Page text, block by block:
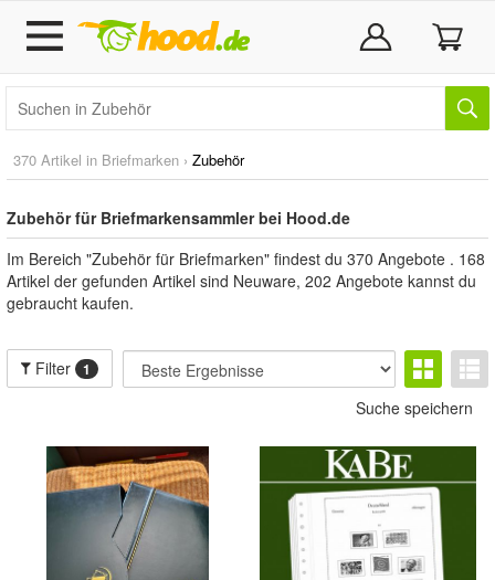
370 Artikel in Briefmarken › Zubehör
Zubehör für Briefmarkensammler bei Hood.de
Im Bereich "Zubehör für Briefmarken" findest du 370 Angebote . 168
Artikel der gefunden Artikel sind Neuware, 202 Angebote kannst du
gebraucht kaufen.
Filter 1
Suche speichern